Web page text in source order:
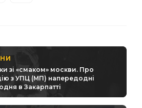
зі «смаком» москви. Про
з УПЦ (МП) напередодні
в Закарпатті